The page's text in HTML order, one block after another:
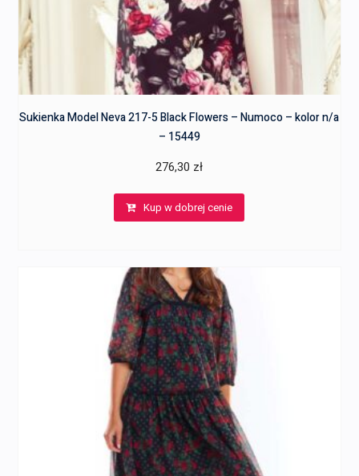
Sukienka Model Neva 217-5 Black Flowers – Numoco – kolor n/a
– 15449
276,30 zł
Kup w dobrej cenie